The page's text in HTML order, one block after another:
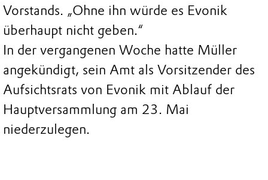
Vorstands. „Ohne ihn würde es Evonik
überhaupt nicht geben.“
In der vergangenen Woche hatte Müller
angekündigt, sein Amt als Vorsitzender des
Aufsichtsrats von Evonik mit Ablauf der
Hauptversammlung am 23. Mai
niederzulegen.